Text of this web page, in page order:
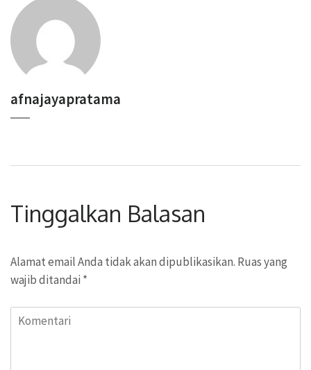
afnajayapratama
Tinggalkan Balasan
Alamat email Anda tidak akan dipublikasikan. Ruas yang
wajib ditandai *
Komentari